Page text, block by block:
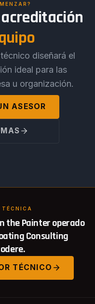
diseñará el
ideal para las
u organización.
ASESOR
the Painter operado
Consulting
TÉCNICO